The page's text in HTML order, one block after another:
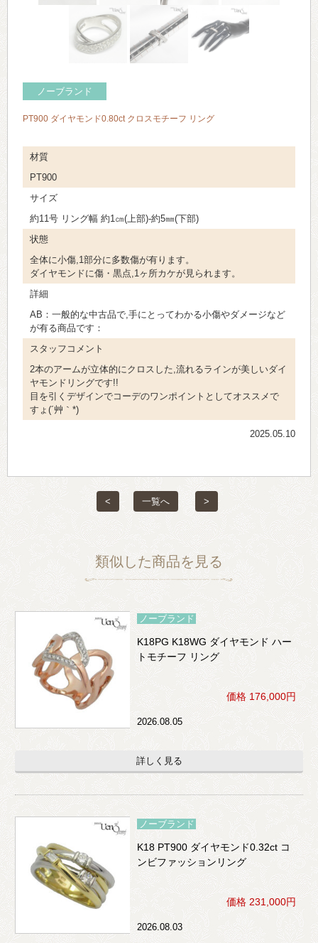
ノーブランド
PT900 ダイヤモンド0.80ct クロスモチーフ リング
材質
PT900
サイズ
約11号 リング幅 約1㎝(上部)-約5㎜(下部)
状態
全体に小傷,1部分に多数傷が有ります。
ダイヤモンドに傷・黒点,1ヶ所カケが見られます。
詳細
AB：一般的な中古品で,手にとってわかる小傷やダメージなど
が有る商品です：
スタッフコメント
2本のアームが立体的にクロスした,流れるラインが美しいダイ
ヤモンドリングです!!
目を引くデザインでコーデのワンポイントとしてオススメで
すょ(´艸｀*)
2025.05.10
< 一覧へ >
類似した商品を見る
ノーブランド
K18PG K18WG ダイヤモンド ハー
トモチーフ リング
価格 176,000円
2026.08.05
詳しく見る
ノーブランド
K18 PT900 ダイヤモンド0.32ct コ
ンビファッションリング
価格 231,000円
2026.08.03
> お問い合わせ